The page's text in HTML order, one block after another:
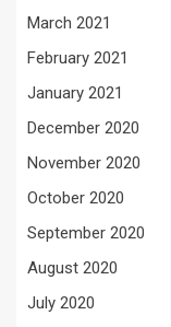
March 2021
February 2021
January 2021
December 2020
November 2020
October 2020
September 2020
August 2020
July 2020